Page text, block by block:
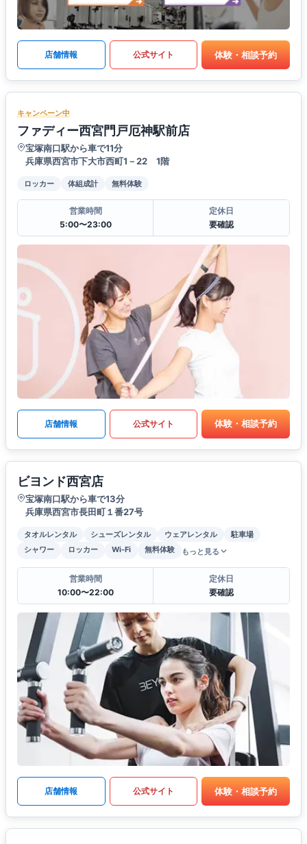
店舗情報 公式サイト 体験・相談予約
キャンペーン中
ファディー西宮門戸厄神駅前店
宝塚南口駅から車で11分
兵庫県西宮市下大市西町1－22 1階
ロッカー 体組成計 無料体験
営業時間
5:00〜23:00
定休日
要確認
店舗情報 公式サイト 体験・相談予約
ビヨンド西宮店
宝塚南口駅から車で13分
兵庫県西宮市長田町１番27号
タオルレンタル シューズレンタル ウェアレンタル
駐車場
シャワー
ロッカー Wi-Fi 無料体験 もっと見る
営業時間
10:00〜22:00
定休日
要確認
店舗情報 公式サイト 体験・相談予約